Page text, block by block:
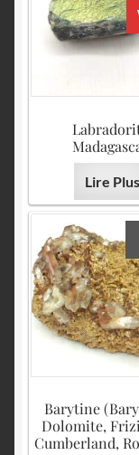
Lire Plus
Barytine
Dolomite,
Cumberland,